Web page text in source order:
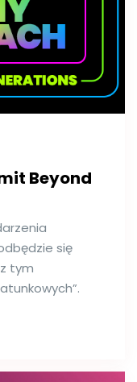
Beyond
się
tym